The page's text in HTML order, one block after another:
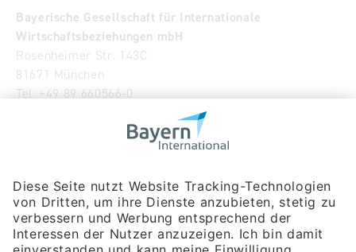
Bayerische Gesellschaft für Internationale
Wirtschaftsbeziehungen mbH
Rosenheimer Str. 143C
81671 München
Tel: +49 89 660566-0
Publikationen
Newsroom
Impressum
Datenschutzerklärung